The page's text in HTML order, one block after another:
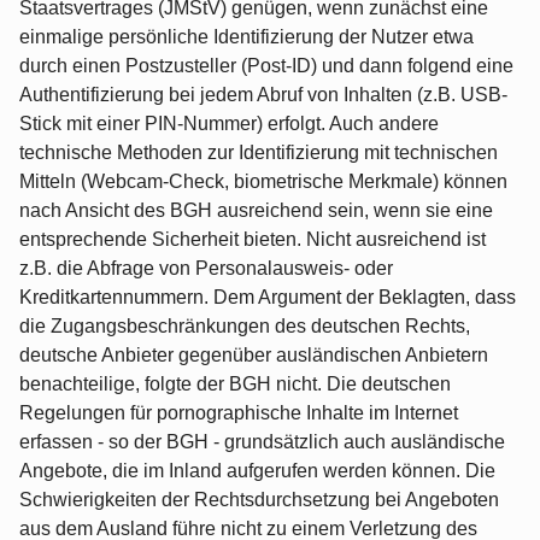
Staatsvertrages (JMStV) genügen, wenn zunächst eine
einmalige persönliche Identifizierung der Nutzer etwa
durch einen Postzusteller (Post-ID) und dann folgend eine
Authentifizierung bei jedem Abruf von Inhalten (z.B. USB-
Stick mit einer PIN-Nummer) erfolgt. Auch andere
technische Methoden zur Identifizierung mit technischen
Mitteln (Webcam-Check, biometrische Merkmale) können
nach Ansicht des BGH ausreichend sein, wenn sie eine
entsprechende Sicherheit bieten. Nicht ausreichend ist
z.B. die Abfrage von Personalausweis- oder
Kreditkartennummern. Dem Argument der Beklagten, dass
die Zugangsbeschränkungen des deutschen Rechts,
deutsche Anbieter gegenüber ausländischen Anbietern
benachteilige, folgte der BGH nicht. Die deutschen
Regelungen für pornographische Inhalte im Internet
erfassen - so der BGH - grundsätzlich auch ausländische
Angebote, die im Inland aufgerufen werden können. Die
Schwierigkeiten der Rechtsdurchsetzung bei Angeboten
aus dem Ausland führe nicht zu einem Verletzung des